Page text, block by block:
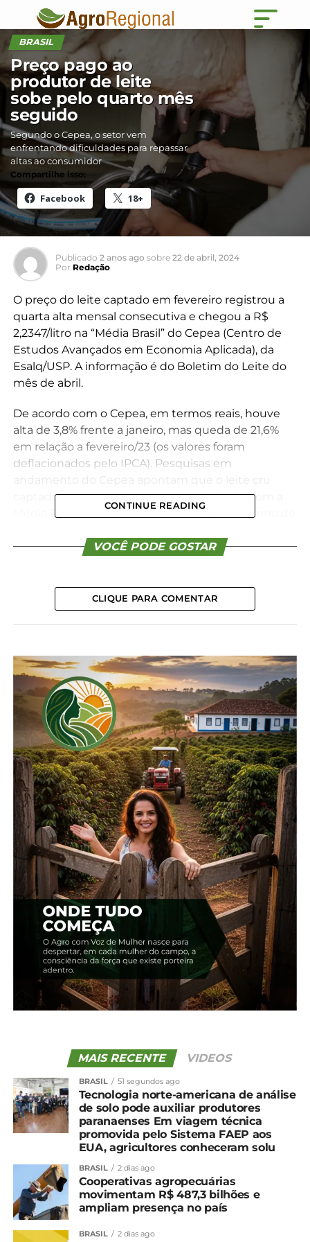
BRASIL
Preço pago ao
produtor de leite
sobe pelo quarto mês
seguido
Segundo o Cepea, o setor vem
enfrentando dificuldades para repassar
altas ao consumidor
Compartilhe isso:
Facebook 18+
Publicado 2 anos ago sobre 22 de abril, 2024
Por Redação
O preço do leite captado em fevereiro registrou a
quarta alta mensal consecutiva e chegou a R$
2,2347/litro na “Média Brasil” do Cepea (Centro de
Estudos Avançados em Economia Aplicada), da
Esalq/USP. A informação é do Boletim do Leite do
mês de abril.
De acordo com o Cepea, em termos reais, houve
alta de 3,8% frente a janeiro, mas queda de 21,6%
em relação a fevereiro/23 (os valores foram
deflacionados pelo IPCA). Pesquisas em
captado em março deve seguir valorizado, com a
Média Brasil podendo registrar avanço em torno de
campo, que caiu 3,35% de janeiro para fevereiro.
matéria-prima.
Porém, a elevação da receita e a estabilidade dos
para melhorar o poder de compra do pecuarista
frente aos insumos mais importantes da atividade.
A pesquisa do Cepea em parceria com a CNA
estima que a margem bruta se elevou em 30% na
“média Brasil” nesse primeiro trimestre.
Apesar da expectativa de alta para o preço do leite
captado em março, agentes consultados pelo
Cepea relatam preocupações em relação ao
mercado, à medida que encontram dificuldades
em realizar o repasse da valorização no campo para
a venda dos lácteos. Com a matéria-prima mais
cara, os preços dos lácteos no atacado paulista
seguiram avançando em março. Porém, as
variações observadas na negociação das indústrias
com os canais de distribuição são menores do que
as registradas no campo.
Ao mesmo tempo, as importações continuam
sendo pauta importante para os agentes do
mercado. Os dados da Secex mostram que as
compras externas de lácteos em março caíram 3,3%
do ano passado.
*Cepea com edição
Compartilhe isso:
Facebook
Relacionado
CONTINUE READING
VOCÊ PODE GOSTAR
CLIQUE PARA COMENTAR
MAIS RECENTE VIDEOS
BRASIL 51 segundos ago
Tecnologia norte-americana de análise
de solo pode auxiliar produtores
paranaenses Em viagem técnica
promovida pelo Sistema FAEP aos
EUA, agricultores conheceram solu
BRASIL 2 dias ago
Cooperativas agropecuárias
movimentam R$ 487,3 bilhões e
ampliam presença no país
BRASIL 2 dias ago